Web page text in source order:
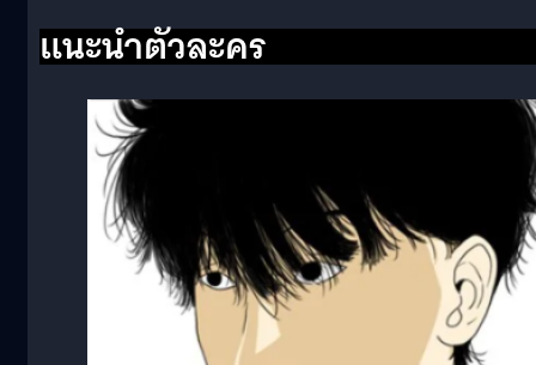
แนะนำตัวละคร